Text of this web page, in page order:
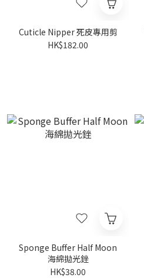
Cuticle Nipper 死皮專用剪
HK$182.00
Sponge Buffer Half Moon
海綿拋光銼
HK$38.00